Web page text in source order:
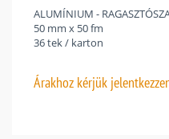
ALUMÍNIUM -
50 mm x 50 fm
36 tek / karton
Árakhoz kérjük